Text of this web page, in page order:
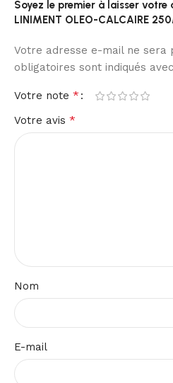
Soyez le premier à laisser votre
LINIMENT OLEO-CALCAIRE
Votre adresse e-mail ne sera
obligatoires sont indiqués avec
Votre note *
Votre avis *
Nom
E-mail